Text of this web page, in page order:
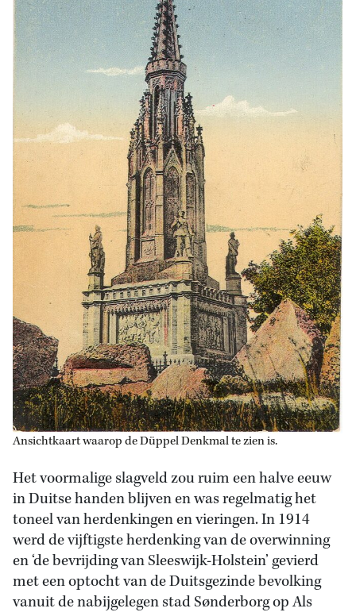
Ansichtkaart waarop de Düppel Denkmal te zien is.
Het voormalige slagveld zou ruim een halve eeuw
in Duitse handen blijven en was regelmatig het
toneel van herdenkingen en vieringen. In 1914
werd de vijftigste herdenking van de overwinning
en ‘de bevrijding van Sleeswijk-Holstein’ gevierd
met een optocht van de Duitsgezinde bevolking
vanuit de nabijgelegen stad Sønderborg op Als